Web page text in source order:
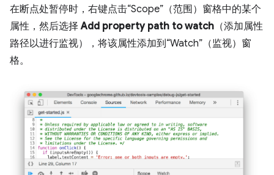
在断点处暂停时，右键点击“Scope”（范围）窗格中的某个
属性，然后选择Add property path to watch （添加属性
路径以进行监视），将该属性添加到“Watch”（监视）窗
格。